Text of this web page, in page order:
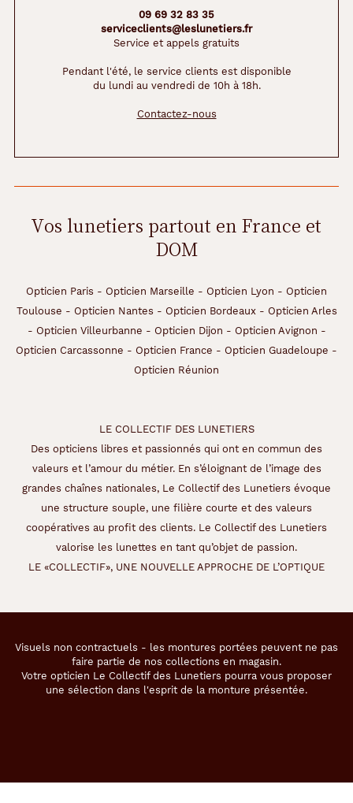
09 69 32 83 35
serviceclients@leslunetiers.fr
Service et appels gratuits
Pendant l'été, le service clients est disponible
du lundi au vendredi de 10h à 18h.
Contactez-nous
Vos lunetiers partout en France et
DOM
Opticien Paris - Opticien Marseille - Opticien Lyon - Opticien
Toulouse - Opticien Nantes - Opticien Bordeaux- Opticien Arles
- Opticien Villeurbanne - Opticien Dijon - Opticien Avignon -
Opticien Carcassonne - Opticien France - Opticien Guadeloupe -
Opticien Réunion
LE COLLECTIF DES LUNETIERS
Des opticiens libres et passionnés qui ont en commun des
valeurs et l’amour du métier. En s’éloignant de l’image des
grandes chaînes nationales, Le Collectif des Lunetiers évoque
une structure souple, une filière courte et des valeurs
coopératives au profit des clients. Le Collectif des Lunetiers
valorise les lunettes en tant qu’objet de passion.
LE «COLLECTIF», UNE NOUVELLE APPROCHE DE L’OPTIQUE
Visuels non contractuels - les montures portées peuvent ne pas
faire partie de nos collections en magasin.
Votre opticien Le Collectif des Lunetiers pourra vous proposer
une sélection dans l'esprit de la monture présentée.